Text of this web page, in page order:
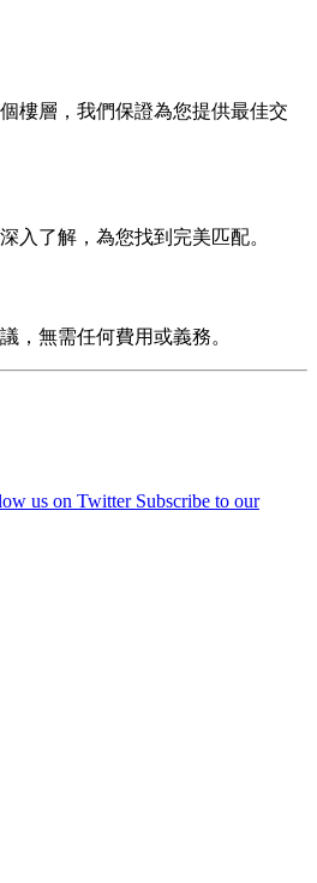
樓層，我們保證為您提供最佳交
入了解，為您找到完美匹配。
，無需任何費用或義務。
us on Twitter Subscribe to our